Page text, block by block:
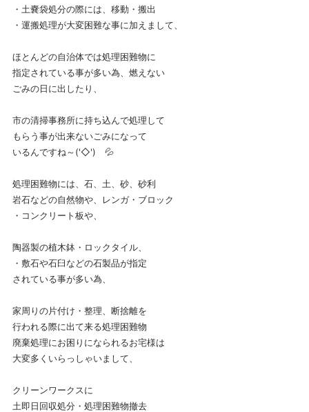
・土嚢袋処分の際には、移動・搬出
・運搬処理が大変困難な事に加えまして、
ほとんどの自治体では処理困難物に
指定されている事が多い為、燃えない
ごみの日に出したり、
市の清掃事務所に持ち込んで処理して
もらう事が出来ないごみになって
いるんですね～('◇')ゞ💦
処理困難物には、石、土、砂、砂利
岩石などの自然物や、レンガ・ブロック
・コンクリート板や、
陶器製の植木鉢・ロックタイル、
・敷石や石臼などの石製品が指定
されている事が多い為、
家周りの片付け・整理、断捨離を
行われる際に出て来る処理困難物
廃棄処理にお困りになられるお宅様は
大変多くいらっしゃいまして、
クリーンワークスに
土即日回収処分・処理困難物撤去